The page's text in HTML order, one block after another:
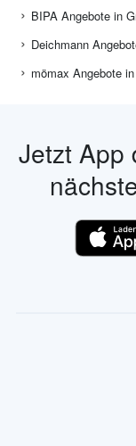
BIPA Angebote in
Deichmann
mömax Angebote
Jetzt App